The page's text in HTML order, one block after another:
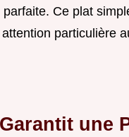
parfaite. Ce plat
particulière
une